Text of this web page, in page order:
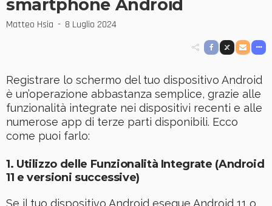
smartphone Android
Matteo Hsia 8 Luglio 2024
Registrare lo schermo del tuo dispositivo Android
è un’operazione abbastanza semplice, grazie alle
funzionalità integrate nei dispositivi recenti e alle
numerose app di terze parti disponibili. Ecco
come puoi farlo:
1. Utilizzo delle Funzionalità Integrate (Android
11 e versioni successive)
Se il tuo dispositivo Android esegue Android 11 o